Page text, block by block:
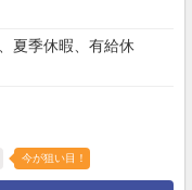
夏季休暇、有給休
今が狙い目！